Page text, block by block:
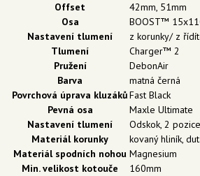
Offset
42mm, 51mm
Osa
BOOST™
Nastavení tlumení
z korunky/ z
Tlumení
Charger™ 2
Pružení
DebonAir
Barva
matná černá
Povrchová úprava kluzákůFast Black
Pevná osa
Maxle Ultimate
Nastavení tlumení
Odskok, 2
Materiál korunky
kovaný hliník,
Materiál spodních nohou Magnesium
Min. velikost kotouče
160mm